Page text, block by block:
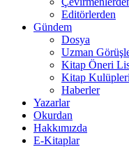
Editörlerden
Gündem
Dosya
Uzman
Kitap Öneri
Kitap Kulüpleri
Haberler
Yazarlar
Okurdan
Hakkımızda
E-Kitaplar